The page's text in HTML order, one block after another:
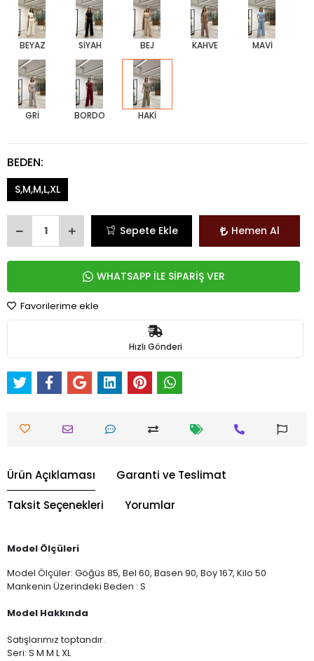
BEYAZ SİYAH BEJ KAHVE MAVİ
GRİ BORDO HAKİ
BEDEN:
S,M,M,L,XL
Sepete Ekle Hemen Al
WHATSAPP İLE SİPARİŞ VER
Favorilerime ekle
Hızlı Gönderi
Ürün Açıklaması Garanti ve Teslimat
Taksit Seçenekleri Yorumlar
Model Ölçüleri
Model Ölçüler: Göğüs 85, Bel 60, Basen 90, Boy 167, Kilo 50
Mankenin Üzerindeki Beden : S
Model Hakkında
Satışlarımız toptandır.
Seri: S M M L XL